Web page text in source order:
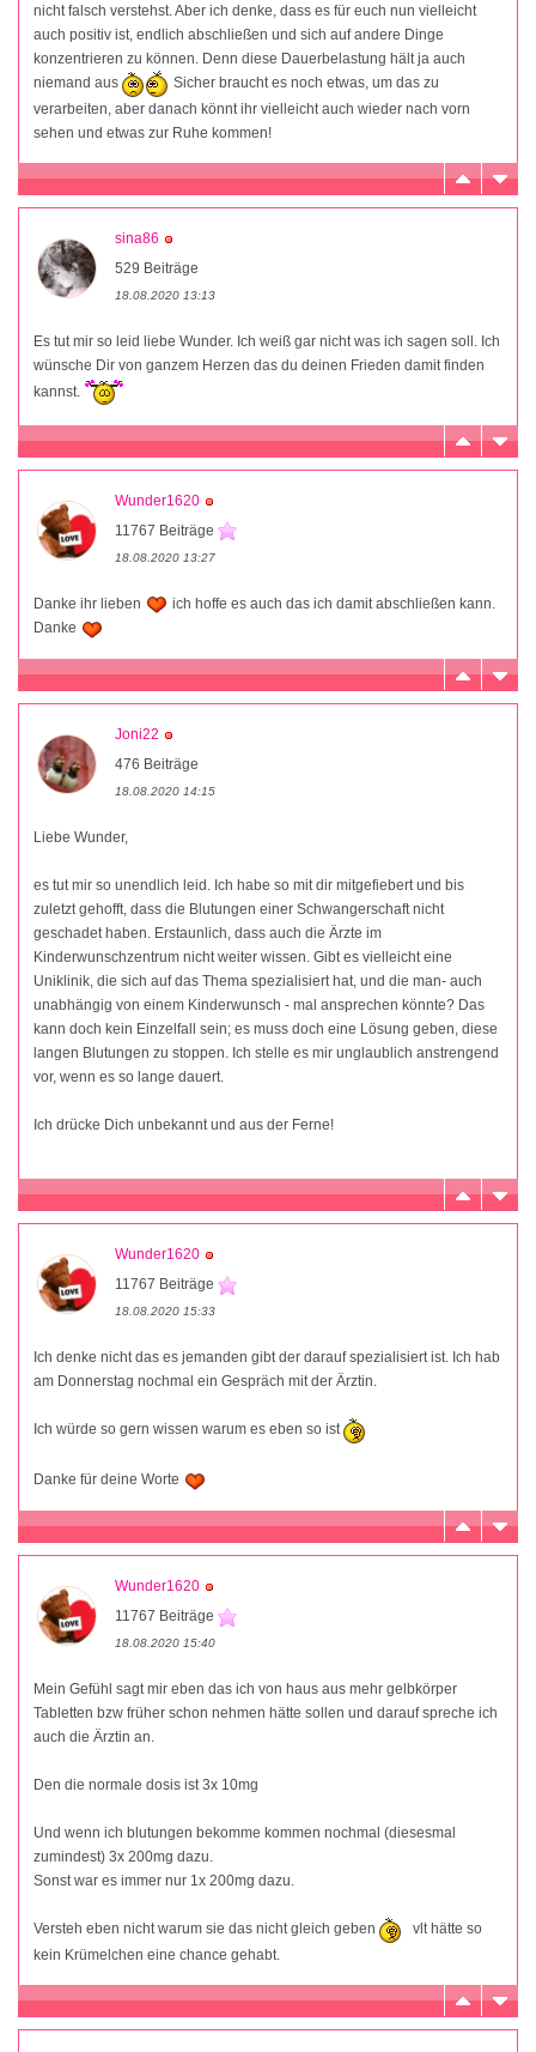
nicht falsch verstehst. Aber ich denke, dass es für euch nun vielleicht
auch positiv ist, endlich abschließen und sich auf andere Dinge
konzentrieren zu können. Denn diese Dauerbelastung hält ja auch
niemand aus
Sicher braucht es noch etwas, um das zu
verarbeiten, aber danach könnt ihr vielleicht auch wieder nach vorn
sehen und etwas zur Ruhe kommen!
sina86
529 Beiträge
18.08.2020 13:13
Es tut mir so leid liebe Wunder. Ich weiß gar nicht was ich sagen soll. Ich
wünsche Dir von ganzem Herzen das du deinen Frieden damit finden
kannst.
Wunder1620
11767 Beiträge
18.08.2020 13:27
Danke ihr lieben
ich hoffe es auch das ich damit abschließen kann.
Danke
Joni22
476 Beiträge
18.08.2020 14:15
Liebe Wunder,
es tut mir so unendlich leid. Ich habe so mit dir mitgefiebert und bis
zuletzt gehofft, dass die Blutungen einer Schwangerschaft nicht
geschadet haben. Erstaunlich, dass auch die Ärzte im
Kinderwunschzentrum nicht weiter wissen. Gibt es vielleicht eine
Uniklinik, die sich auf das Thema spezialisiert hat, und die man- auch
unabhängig von einem Kinderwunsch - mal ansprechen könnte? Das
kann doch kein Einzelfall sein; es muss doch eine Lösung geben, diese
langen Blutungen zu stoppen. Ich stelle es mir unglaublich anstrengend
vor, wenn es so lange dauert.
Ich drücke Dich unbekannt und aus der Ferne!
Wunder1620
11767 Beiträge
18.08.2020 15:33
Ich denke nicht das es jemanden gibt der darauf spezialisiert ist. Ich hab
am Donnerstag nochmal ein Gespräch mit der Ärztin.
Ich würde so gern wissen warum es eben so ist
Danke für deine Worte
Wunder1620
11767 Beiträge
18.08.2020 15:40
Mein Gefühl sagt mir eben das ich von haus aus mehr gelbkörper
Tabletten bzw früher schon nehmen hätte sollen und darauf spreche ich
auch die Ärztin an.
Den die normale dosis ist 3x 10mg
Und wenn ich blutungen bekomme kommen nochmal (diesesmal
zumindest) 3x 200mg dazu.
Sonst war es immer nur 1x 200mg dazu.
Versteh eben nicht warum sie das nicht gleich geben
vlt hätte so
kein Krümelchen eine chance gehabt.